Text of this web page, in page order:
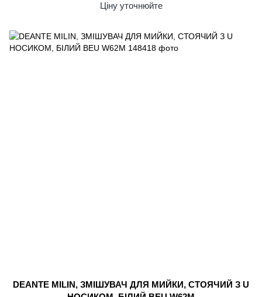
Ціну уточнюйте
DEANTE MILIN, ЗМІШУВАЧ ДЛЯ МИЙКИ, СТОЯЧИЙ З U